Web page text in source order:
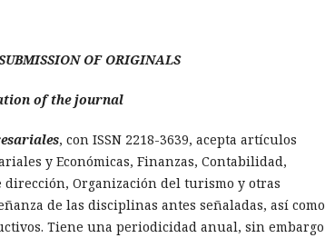
OF ORIGINALS
of the journal
, con ISSN 2218-3639, acepta artículos
y Económicas, Finanzas, Contabilidad,
dirección, Organización del turismo y otras
de las disciplinas antes señaladas, así como
Tiene una periodicidad anual, sin embargo